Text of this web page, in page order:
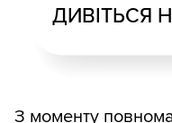
ДИВІТЬСЯ
З моменту